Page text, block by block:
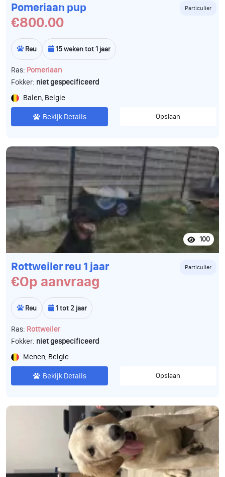
Pomeriaan pup Particulier
€800.00
Reu 15 weken tot 1 jaar
Ras: Pomeriaan
Fokker: niet gespecificeerd
Balen, Belgie
Bekijk Details Opslaan
100
Rottweiler reu 1 jaar Particulier
€Op aanvraag
Reu 1 tot 2 jaar
Ras: Rottweiler
Fokker: niet gespecificeerd
Menen, Belgie
Bekijk Details Opslaan